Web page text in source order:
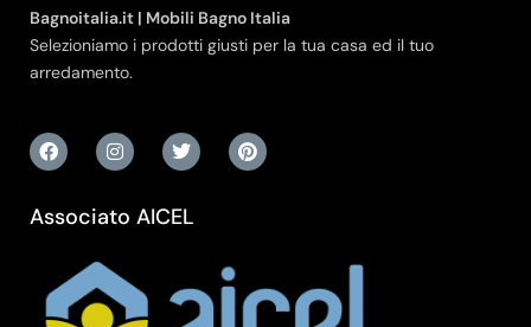
Bagnoitalia.it | Mobili Bagno Italia
Selezioniamo i prodotti giusti per la tua casa ed il tuo
arredamento.
Associato AICEL